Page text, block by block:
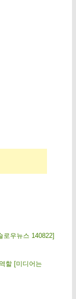
로우뉴스 140822]
할 [미디어는